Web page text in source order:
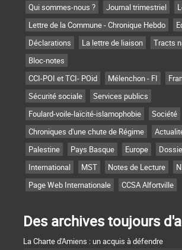
Qui sommes-nous ? Journal trimestriel
Lettre de la Commune - Chronique Hebdo
Déclarations
La lettre de liaison
Tracts
Bloc-notes
CCI-POI et TCI- POid
Mélenchon - FI
Sécurité sociale
Services publics
Foulard-voile-laïcité-islamophobie
Société
Chroniques d'une chute de Régime
Palestine
Pays Basque Europe
International
MST Notes de Lecture
Page Web Internationale
CCSA Alfortville
Des archives toujours
La Charte d'Amiens : un acquis à défendre